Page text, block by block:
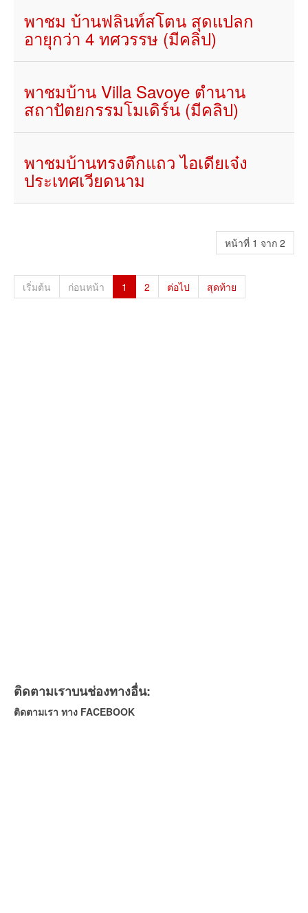
พาชม บ้านฟลินท์สโตน สุดแปลก
อายุกว่า 4 ทศวรรษ (มีคลิป)
พาชมบ้าน Villa Savoye ตำนาน
สถาปัตยกรรมโมเดิร์น (มีคลิป)
พาชมบ้านทรงตึกแถว ไอเดียเจ๋ง
ประเทศเวียดนาม
หน้าที่ 1 จาก 2
เริ่มต้น ก่อนหน้า 1 2 ต่อไป สุดท้าย
ติดตามเราบนช่องทางอื่น:
ติดตามเรา ทาง FACEBOOK